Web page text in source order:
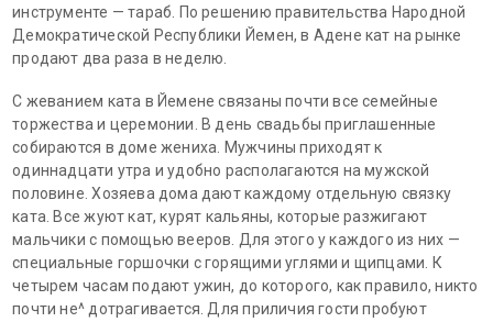
инструменте — тараб. По решению правительства Народной
Демократической Республики Йемен, в Адене кат на рынке
продают два раза в неделю.
С жеванием ката в Йемене связаны почти все семейные
торжества и церемонии. В день свадьбы приглашенные
собираются в доме жениха. Мужчины приходят к
одиннадцати утра и удобно располагаются на мужской
половине. Хозяева дома дают каждому отдельную связку
ката. Все жуют кат, курят кальяны, которые разжигают
мальчики с помощью вееров. Для этого у каждого из них —
специальные горшочки с горящими углями и щипцами. К
четырем часам подают ужин, до которого, как правило, никто
почти не^ дотрагивается. Для приличия гости пробуют